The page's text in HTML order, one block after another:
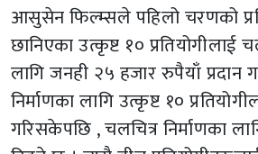
आसुसेन फिल्म्सले पहिलो चरणको
छानिएका उत्कृष्ट १० प्रतियोगीलाई
लागि जनही २५ हजार रुपैयाँ प्रदान
निर्माणका लागि उत्कृष्ट १०
गरिसकेपछि , चलचित्र निर्माणका